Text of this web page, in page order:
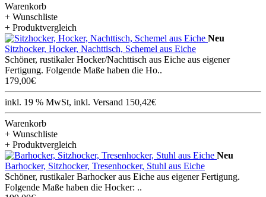
Warenkorb
+ Wunschliste
+ Produktvergleich
Neu
Sitzhocker, Hocker, Nachttisch, Schemel aus Eiche
Schöner, rustikaler Hocker/Nachttisch aus Eiche aus eigener
Fertigung. Folgende Maße haben die Ho..
179,00€
inkl. 19 % MwSt, inkl. Versand 150,42€
Warenkorb
+ Wunschliste
+ Produktvergleich
Neu
Barhocker, Sitzhocker, Tresenhocker, Stuhl aus Eiche
Schöner, rustikaler Barhocker aus Eiche aus eigener Fertigung.
Folgende Maße haben die Hocker: ..